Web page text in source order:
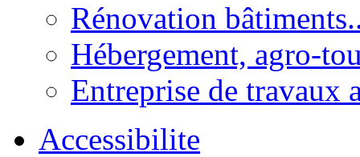
Rénovation
Hébergement, agro-
Entreprise de travaux
Accessibilite